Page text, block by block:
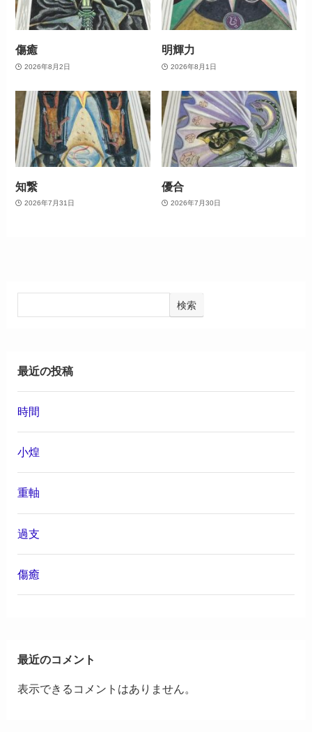
傷癒
2026年8月2日
明輝力
2026年8月1日
知繋
2026年7月31日
優合
2026年7月30日
検索
最近の投稿
時間
小煌
重軸
過支
傷癒
最近のコメント
表示できるコメントはありません。